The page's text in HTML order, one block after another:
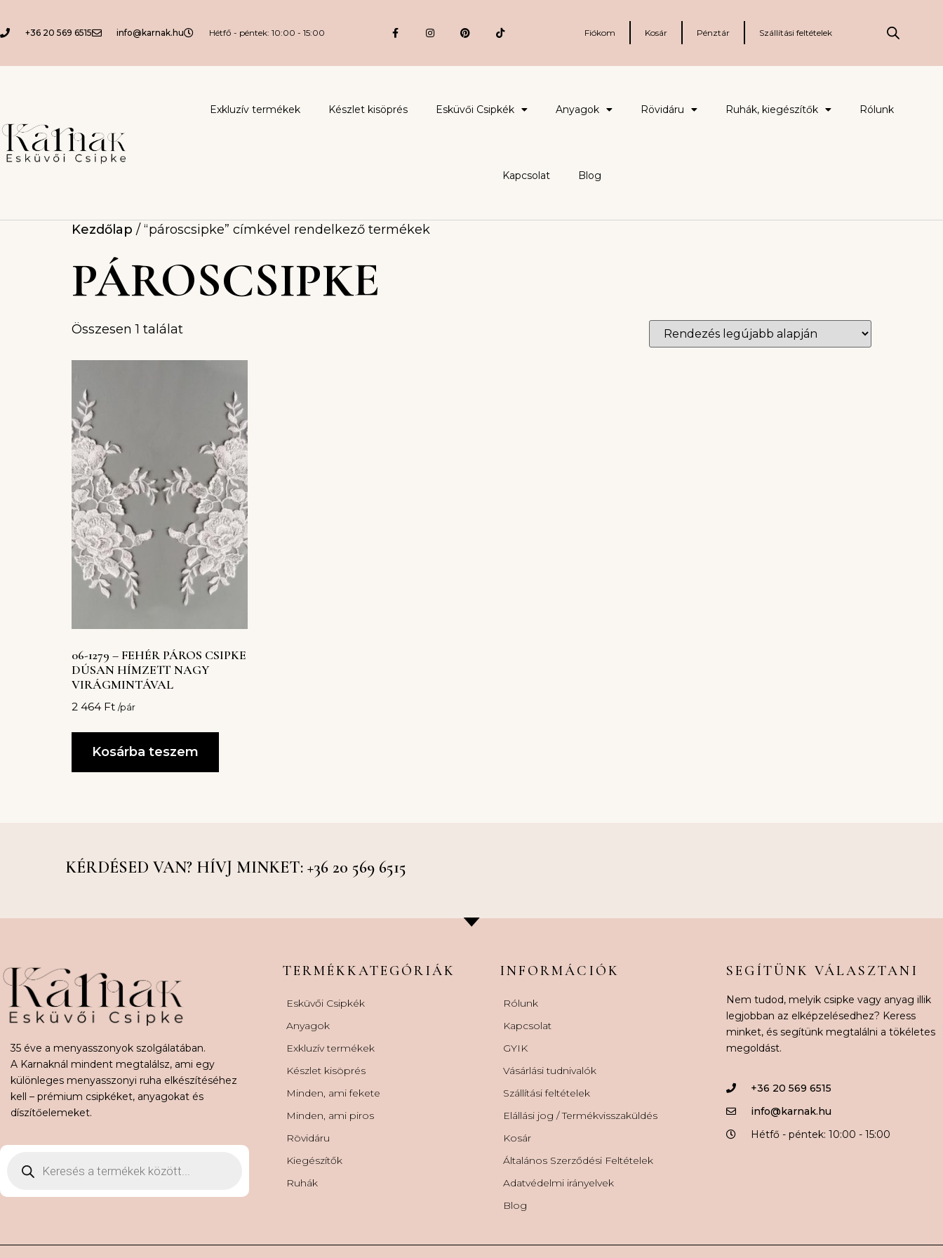
+36 20 569 6515 info@karnak.hu Hétfő - péntek: 10:00 - 15:00 Fiókom Kosár Pénztár Szállítási feltételek
Exkluzív termékek Készlet kisöprés Esküvői Csipkék Anyagok Rövidáru Ruhák, kiegészítők Rólunk
Kapcsolat Blog
Kezdőlap / “pároscsipke” címkével rendelkező termékek
PÁROSCSIPKE
Összesen 1 találat
06-1279 – FEHÉR PÁROS CSIPKE
DÚSAN HÍMZETT NAGY
VIRÁGMINTÁVAL
2 464 Ft /pár
Kosárba teszem
KÉRDÉSED VAN? HÍVJ MINKET: +36 20 569 6515
35 éve a menyasszonyok szolgálatában.
A Karnaknál mindent megtalálsz, ami egy
különleges menyasszonyi ruha elkészítéséhez
kell – prémium csipkéket, anyagokat és
díszítőelemeket.
TERMÉKKATEGÓRIÁK
Esküvői Csipkék
Anyagok
Exkluzív termékek
Készlet kisöprés
Minden, ami fekete
Minden, ami piros
Rövidáru
Kiegészítők
Ruhák
INFORMÁCIÓK
Rólunk
Kapcsolat
GYIK
Vásárlási tudnivalók
Szállítási feltételek
Elállási jog / Termékvisszaküldés
Kosár
Általános Szerződési Feltételek
Adatvédelmi irányelvek
Blog
SEGÍTÜNK VÁLASZTANI
Nem tudod, melyik csipke vagy anyag illik
legjobban az elképzelésedhez? Keress
minket, és segítünk megtalálni a tökéletes
megoldást.
+36 20 569 6515
info@karnak.hu
Hétfő - péntek: 10:00 - 15:00